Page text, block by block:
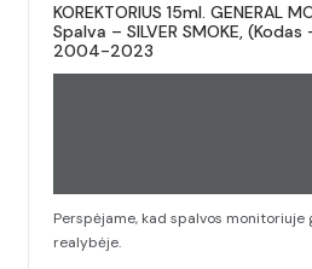
KOREKTORIUS 15ml. GENERAL
Spalva – SILVER SMOKE, (Kodas
2004-2023
Perspėjame, kad spalvos monitoriuje
realybėje.